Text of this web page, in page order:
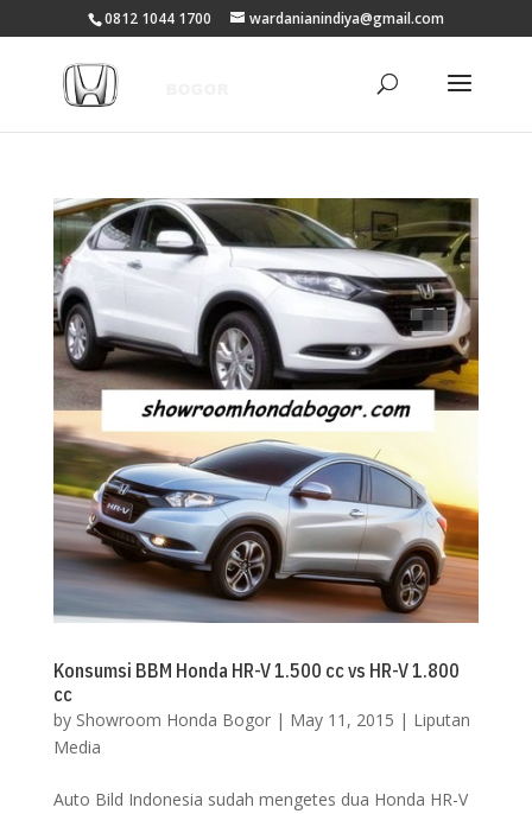
0812 1044 1700 wardanianindiya@gmail.com
Konsumsi BBM Honda HR-V 1.500 cc vs HR-V 1.800
cc
by Showroom Honda Bogor| May 11, 2015 | Liputan
Media
Auto Bild Indonesia sudah mengetes dua Honda HR-V